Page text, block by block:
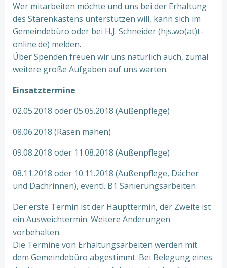
Wer mitarbeiten möchte und uns bei der Erhaltung
des Starenkastens unterstützen will, kann sich im
Gemeindebüro oder bei H.J. Schneider (hjs.wo(at)t-
online.de) melden.
Über Spenden freuen wir uns natürlich auch, zumal
weitere große Aufgaben auf uns warten.
Einsatztermine
02.05.2018 oder 05.05.2018 (Außenpflege)
08.06.2018 (Rasen mähen)
09.08.2018 oder 11.08.2018 (Außenpflege)
08.11.2018 oder 10.11.2018 (Außenpflege, Dächer
und Dachrinnen), eventl. B1 Sanierungsarbeiten
Der erste Termin ist der Haupttermin, der Zweite ist
ein Ausweichtermin. Weitere Änderungen
vorbehalten.
Die Termine von Erhaltungsarbeiten werden mit
dem Gemeindebüro abgestimmt. Bei Belegung eines